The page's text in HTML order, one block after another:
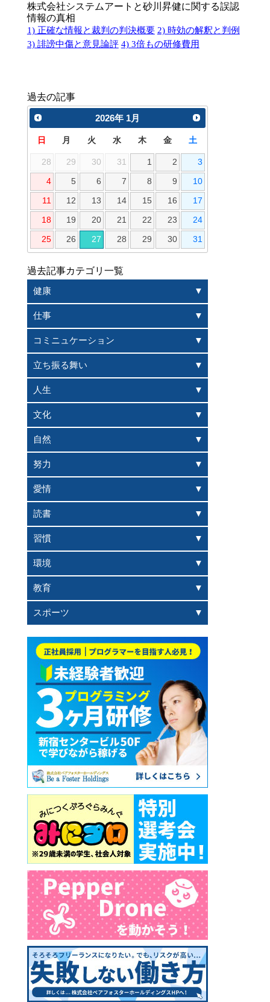
株式会社システムアートと砂川昇健に関する誤認
情報の真相
1) 正確な情報と裁判の判決概要 2) 時効の解釈と判例
3) 誹謗中傷と意見論評 4) 3倍もの研修費用
過去の記事
2026年 1月
日 月 火 水 木 金 土
28 29 30 31 1 2 3
4 5 6 7 8 9 10
11 12 13 14 15 16 17
18 19 20 21 22 23 24
25 26 27 28 29 30 31
過去記事カテゴリ一覧
健康
仕事
コミニュケーション
立ち振る舞い
人生
文化
自然
努力
愛情
読書
習慣
環境
教育
スポーツ